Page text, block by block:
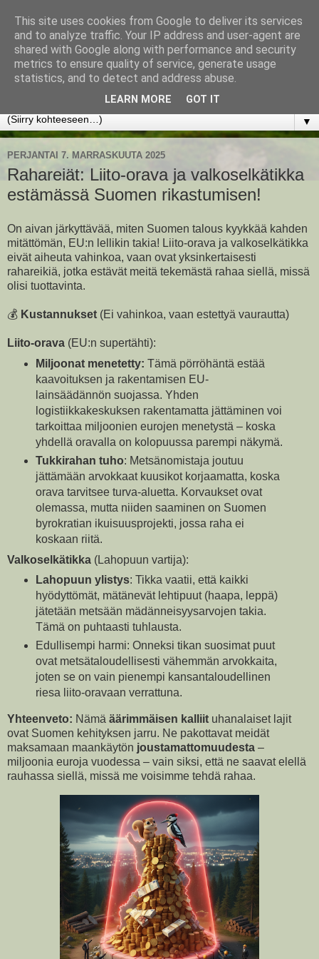
www.jyrkikokko.fi
Uusi Suunta - Jokainen hetki tarjoaa tilaisuuden muuttaa
▼
PERJANTAI 7. MARRASKUUTA 2025
Rahareiät: Liito-orava ja valkoselkätikka
estämässä Suomen rikastumisen!
On aivan järkyttävää, miten Suomen talous kyykkää kahden
mitättömän, EU:n lellikin takia! Liito-orava ja valkoselkätikka
eivät aiheuta vahinkoa, vaan ovat yksinkertaisesti
rahareikiä, jotka estävät meitä tekemästä rahaa siellä, missä
olisi tuottavinta.
💰 Kustannukset (Ei vahinkoa, vaan estettyä vaurautta)
Liito-orava (EU:n supertähti):
Miljoonat menetetty: Tämä pörröhäntä estää
kaavoituksen ja rakentamisen EU-
lainsäädännön suojassa. Yhden
logistiikkakeskuksen rakentamatta jättäminen voi
tarkoittaa miljoonien eurojen menetystä – koska
yhdellä oravalla on kolopuussa parempi näkymä.
Tukkirahan tuho: Metsänomistaja joutuu
jättämään arvokkaat kuusikot korjaamatta, koska
orava tarvitsee turva-aluetta. Korvaukset ovat
olemassa, mutta niiden saaminen on Suomen
byrokratian ikuisuusprojekti, jossa raha ei
koskaan riitä.
Valkoselkätikka (Lahopuun vartija):
Lahopuun ylistys: Tikka vaatii, että kaikki
hyödyttömät, mätänevät lehtipuut (haapa, leppä)
jätetään metsään mädänneisyysarvojen takia.
Tämä on puhtaasti tuhlausta.
Edullisempi harmi: Onneksi tikan suosimat puut
ovat metsätaloudellisesti vähemmän arvokkaita,
joten se on vain pienempi kansantaloudellinen
riesa liito-oravaan verrattuna.
Yhteenveto: Nämä äärimmäisen kalliit uhanalaiset lajit
ovat Suomen kehityksen jarru. Ne pakottavat meidät
maksamaan maankäytön joustamattomuudesta –
miljoonia euroja vuodessa – vain siksi, että ne saavat elellä
rauhassa siellä, missä me voisimme tehdä rahaa.
This site uses cookies from Google to deliver its services
and to analyze traffic. Your IP address and user-agent are
shared with Google along with performance and security
metrics to ensure quality of service, generate usage
statistics, and to detect and address abuse.
LEARN MORE GOT IT